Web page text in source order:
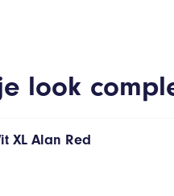
look
XL Alan Red